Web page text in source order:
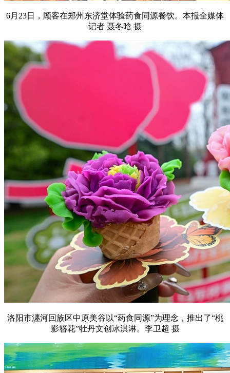
6月23日，顾客在郑州东济堂体验药食同源餐饮。本报全媒体
记者 聂冬晗 摄
洛阳市瀍河回族区中原美谷以“药食同源”为理念，推出了“桃
影簪花”牡丹文创冰淇淋。李卫超 摄